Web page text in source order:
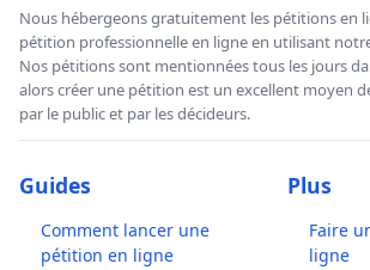
Nous hébergeons gratuitement les pétitions en
pétition professionnelle en ligne en utilisant
Nos pétitions sont mentionnées tous les jours
alors créer une pétition est un excellent moyen
par le public et par les décideurs.
Guides
Comment lancer une
pétition en ligne
Plus
Faire
ligne